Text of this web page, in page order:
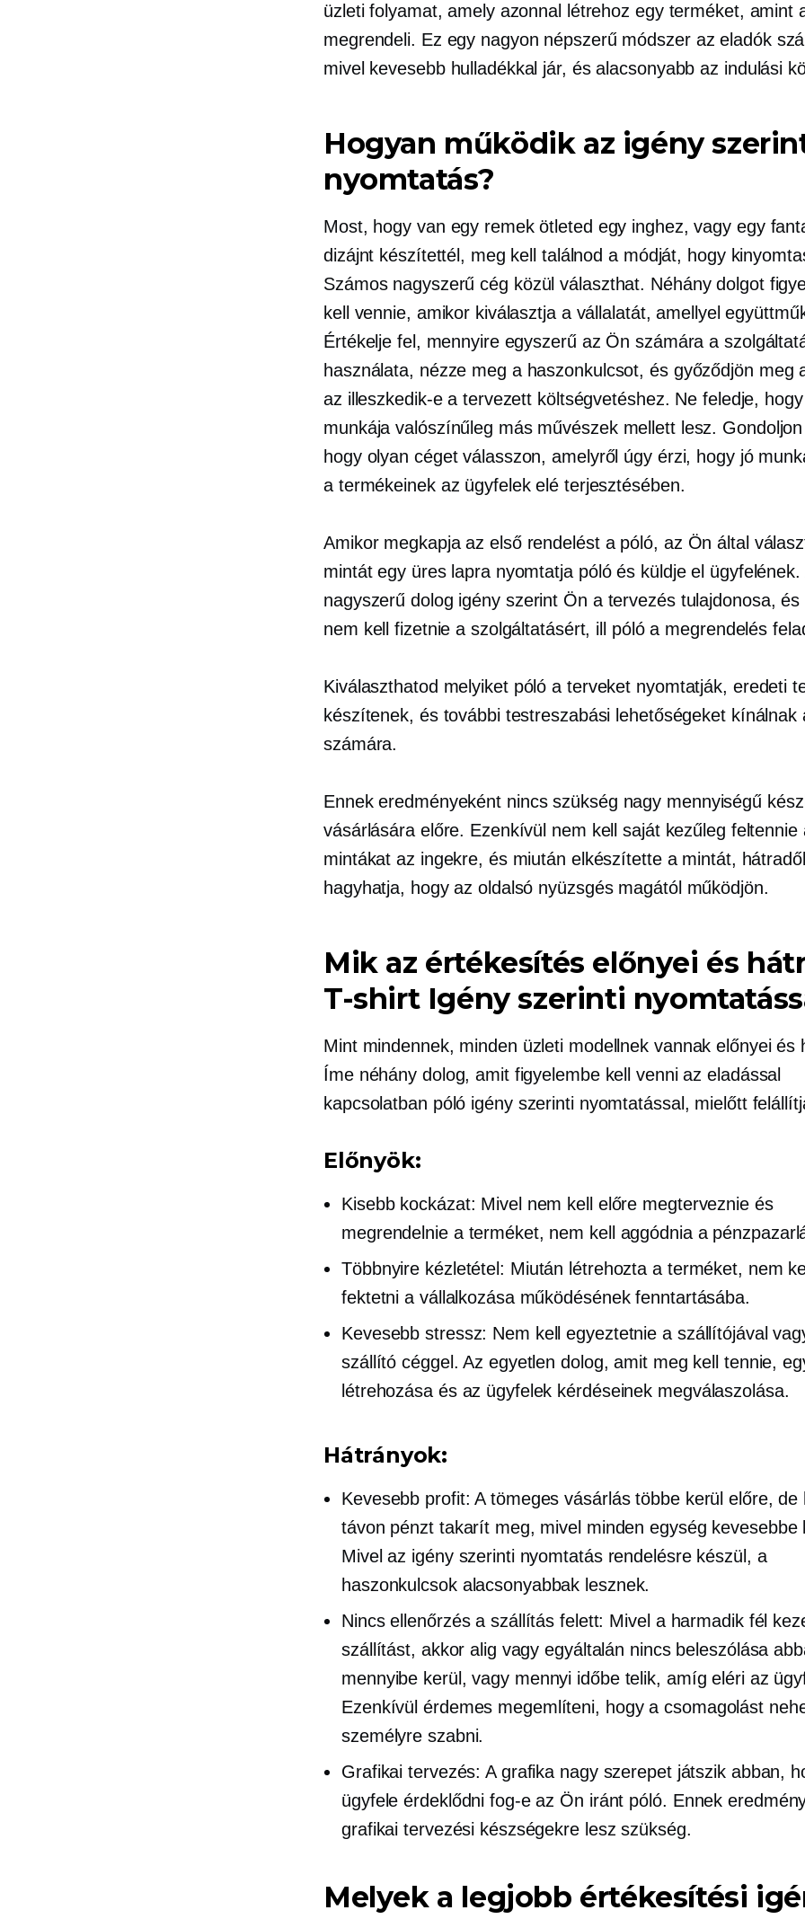
üzleti folyamat, amely azonnal létrehoz egy terméket, amint
megrendeli. Ez egy nagyon népszerű módszer az eladók
mivel kevesebb hulladékkal jár, és alacsonyabb az indulási
Hogyan működik az igény
nyomtatás?
Most, hogy van egy remek ötleted egy inghez, vagy egy
dizájnt készítettél, meg kell találnod a módját, hogy
Számos nagyszerű cég közül választhat. Néhány dolgot
kell vennie, amikor kiválasztja a vállalatát, amellyel
Értékelje fel, mennyire egyszerű az Ön számára a
használata, nézze meg a haszonkulcsot, és győződjön meg
az illeszkedik-e a tervezett költségvetéshez. Ne feledje,
munkája valószínűleg más művészek mellett lesz.
hogy olyan céget válasszon, amelyről úgy érzi, hogy jó
a termékeinek az ügyfelek elé terjesztésében.
Amikor megkapja az első rendelést a póló, az Ön által
mintát egy üres lapra nyomtatja pólóés küldje el ügyfelének.
nagyszerű dolog igény szerint Ön a tervezés tulajdonosa, és
nem kell fizetnie a szolgáltatásért, ill pólóa megrendelés
Kiválaszthatod melyiket póló a terveket nyomtatják, eredeti
készítenek, és további testreszabási lehetőségeket kínálnak
számára.
Ennek eredményeként nincs szükség nagy mennyiségű
vásárlására előre. Ezenkívül nem kell saját kezűleg feltennie
mintákat az ingekre, és miután elkészítette a mintát,
hagyhatja, hogy az oldalsó nyüzsgés magától működjön.
Mik az értékesítés előnyei és
T-shirtIgény szerinti
Mint mindennek, minden üzleti modellnek vannak előnyei és
Íme néhány dolog, amit figyelembe kell venni az eladással
kapcsolatban póló igény szerinti nyomtatással, mielőtt
Előnyök:
Kisebb kockázat: Mivel nem kell előre megterveznie és
megrendelnie a terméket, nem kell aggódnia a
Többnyire kézletétel: Miután létrehozta a terméket, nem
fektetni a vállalkozása működésének fenntartásába.
Kevesebb stressz: Nem kell egyeztetnie a szállítójával
szállító céggel. Az egyetlen dolog, amit meg kell tennie,
létrehozása és az ügyfelek kérdéseinek megválaszolása.
Hátrányok:
Kevesebb profit: A tömeges vásárlás többe kerül előre, de
távon pénzt takarít meg, mivel minden egység kevesebbe
Mivel az igény szerinti nyomtatás rendelésre készül, a
haszonkulcsok alacsonyabbak lesznek.
Nincs ellenőrzés a szállítás felett: Mivel a harmadik fél
szállítást, akkor alig vagy egyáltalán nincs beleszólása
mennyibe kerül, vagy mennyi időbe telik, amíg eléri az
Ezenkívül érdemes megemlíteni, hogy a csomagolást
személyre szabni.
Grafikai tervezés: A grafika nagy szerepet játszik abban,
ügyfele érdeklődni fog-e az Ön iránt póló. Ennek
grafikai tervezési készségekre lesz szükség.
Melyek a legjobb értékesítési